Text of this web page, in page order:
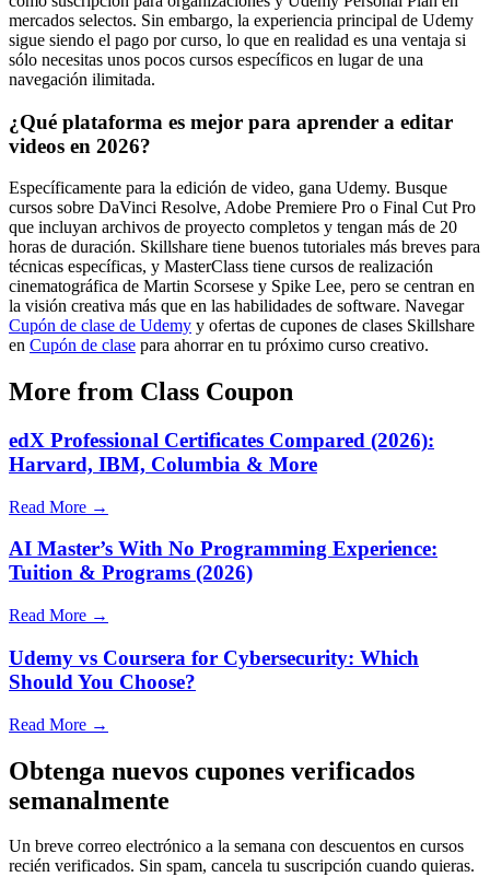
mercados selectos. Sin embargo, la experiencia principal de Udemy
sigue siendo el pago por curso, lo que en realidad es una ventaja si
sólo necesitas unos pocos cursos específicos en lugar de una
navegación ilimitada.
¿Qué plataforma es mejor para aprender a editar
videos en 2026?
Específicamente para la edición de video, gana Udemy. Busque
cursos sobre DaVinci Resolve, Adobe Premiere Pro o Final Cut Pro
que incluyan archivos de proyecto completos y tengan más de 20
horas de duración. Skillshare tiene buenos tutoriales más breves para
técnicas específicas, y MasterClass tiene cursos de realización
cinematográfica de Martin Scorsese y Spike Lee, pero se centran en
la visión creativa más que en las habilidades de software. Navegar
Cupón de clase de Udemy y ofertas de cupones de clases Skillshare
en Cupón de clase para ahorrar en tu próximo curso creativo.
More from Class Coupon
edX Professional Certificates Compared (2026):
Harvard, IBM, Columbia & More
Read More →
AI Master’s With No Programming Experience:
Tuition & Programs (2026)
Read More →
Udemy vs Coursera for Cybersecurity: Which
Should You Choose?
Read More →
Obtenga nuevos cupones verificados
semanalmente
Un breve correo electrónico a la semana con descuentos en cursos
recién verificados. Sin spam, cancela tu suscripción cuando quieras.